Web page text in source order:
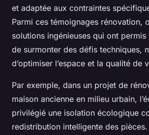
et adaptée aux contraintes
Parmi ces témoignages rénovation,
solutions ingénieuses qui ont permis
de surmonter des défis techniques,
d’optimiser l’espace et la qualité de
Par exemple, dans un projet de
maison ancienne en milieu urbain,
privilégié une isolation écologique
redistribution intelligente des